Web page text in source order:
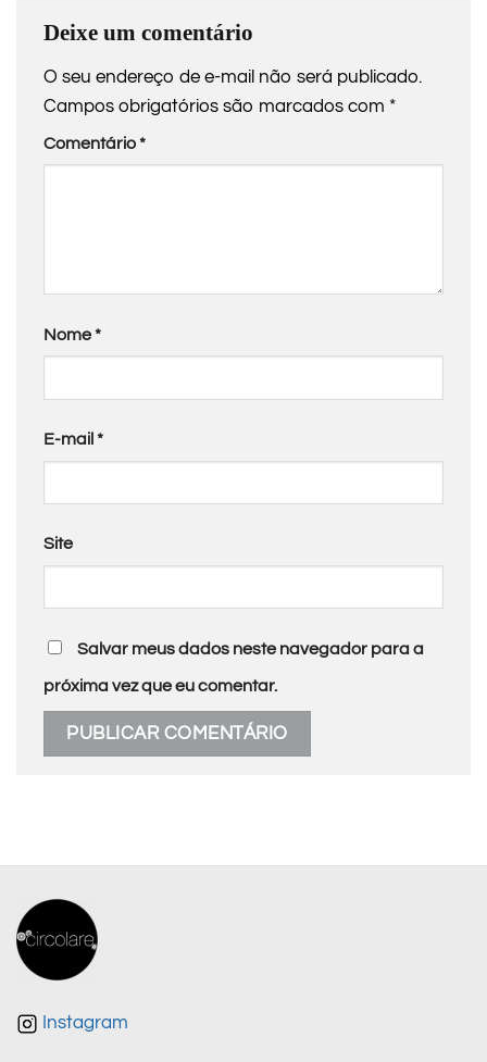
Deixe um comentário
O seu endereço de e-mail não será publicado.
Campos obrigatórios são marcados com *
Comentário*
Nome*
E-mail *
Site
Salvar meus dados neste navegador para a
próxima vez que eu comentar.
Instagram